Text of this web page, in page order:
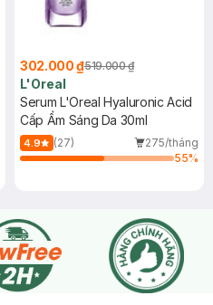
302.000 ₫519.000 ₫
L'Oreal
Serum L'Oreal Hyaluronic Acid
Cấp Ẩm Sáng Da 30ml
4.9 (27)
275/tháng
55%